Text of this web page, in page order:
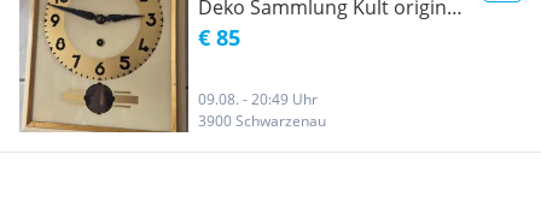
Deko Sammlung Kult original
Zustand
€ 85
09.08. - 20:49 Uhr
3900 Schwarzenau